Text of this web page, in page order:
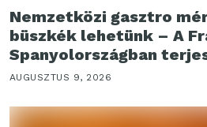
Nemzetközi gasztro
büszkék lehetünk – A
Spanyolországban
AUGUSZTUS 9, 2026